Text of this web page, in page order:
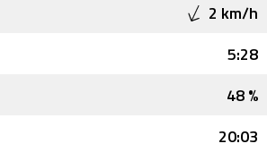
2 km/h
5:28
48 %
20:03